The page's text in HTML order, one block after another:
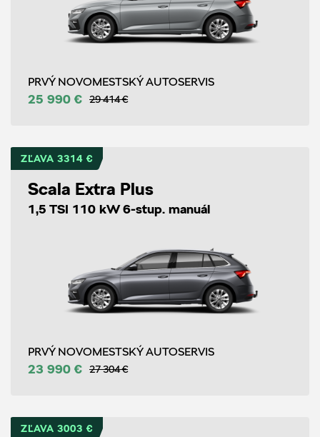
PRVÝ NOVOMESTSKÝ AUTOSERVIS
25 990 € 29 414 €
ZĽAVA 3314 €
Scala Extra Plus
1,5 TSI 110 kW 6-stup. manuál
PRVÝ NOVOMESTSKÝ AUTOSERVIS
23 990 € 27 304 €
ZĽAVA 3003 €